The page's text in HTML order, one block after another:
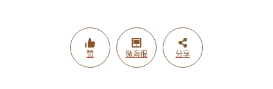
赞 微海报 分享